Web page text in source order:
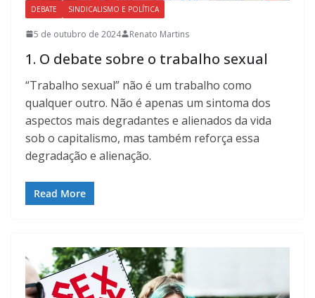
DEBATE SINDICALISMO E POLÍTICA
5 de outubro de 2024 Renato Martins
1. O debate sobre o trabalho sexual
“Trabalho sexual” não é um trabalho como
qualquer outro. Não é apenas um sintoma dos
aspectos mais degradantes e alienados da vida
sob o capitalismo, mas também reforça essa
degradação e alienação.
Read More